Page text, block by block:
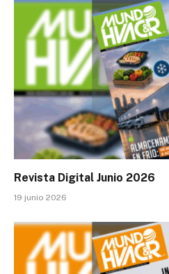
Revista Digital Junio 2026
19 junio 2026